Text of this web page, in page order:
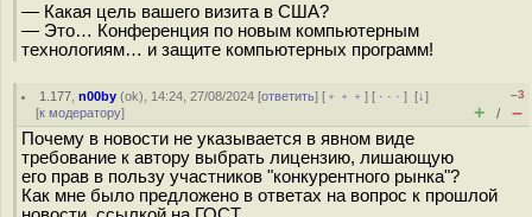
— Какая цель вашего визита в США?
— Это… Конференция по новым компьютерным
технологиям… и защите компьютерных программ!
1.177 ,n00by (ok), 14:24, 27/08/2024 [ответить] [ ﹢﹢﹢] [ · · ·][↓]
[к модератору]
–3
+ / –
Почему в новости не указывается в явном виде
требование к автору выбрать лицензию, лишающую
его прав в пользу участников "конкурентного рынка"?
Как мне было предложено в ответах на вопрос к прошлой